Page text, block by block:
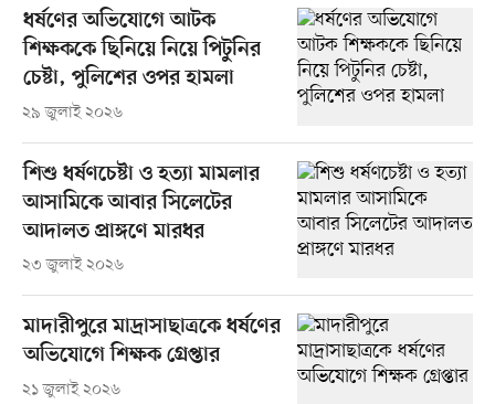
ধর্ষণের অভিযোগে আটক
শিক্ষককে ছিনিয়ে নিয়ে পিটুনির
চেষ্টা, পুলিশের ওপর হামলা
২৯ জুলাই ২০২৬
শিশু ধর্ষণচেষ্টা ও হত্যা মামলার
আসামিকে আবার সিলেটের
আদালত প্রাঙ্গণে মারধর
২৩ জুলাই ২০২৬
মাদারীপুরে মাদ্রাসাছাত্রকে ধর্ষণের
অভিযোগে শিক্ষক গ্রেপ্তার
২১ জুলাই ২০২৬